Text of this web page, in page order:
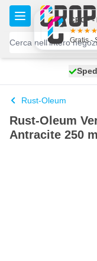
Salta al contenuto
Rust-Oleum
Rust-Oleum
Antracite 250 ml
CROP
Gratis -